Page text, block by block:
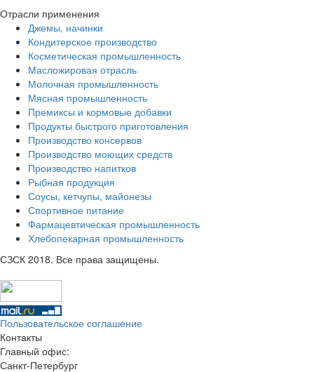
Отрасли применения
Джемы, начинки
Кондитерское производство
Косметическая промышленность
Масложировая отрасль
Молочная промышленность
Мясная промышленность
Премиксы и кормовые добавки
Продукты быстрого приготовления
Производство консервов
Производство моющих средств
Производство напитков
Рыбная продукция
Соусы, кетчупы, майонезы
Спортивное питание
Фармацевтическая промышленность
Хлебопекарная промышленность
СЗСК 2018. Все права защищены.
Пользовательское соглашение
Контакты
Главный офис:
Санкт-Петербург